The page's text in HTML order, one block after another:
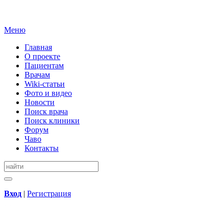
Меню
Главная
О проекте
Пациентам
Врачам
Wiki-статьи
Фото и видео
Новости
Поиск врача
Поиск клиники
Форум
Чаво
Контакты
Вход | Регистрация